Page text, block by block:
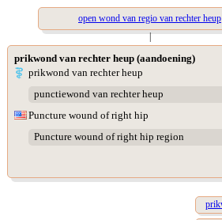
open wond van regio van rechter heup
|
prikwond van rechter heup (aandoening)
prikwond van rechter heup
punctiewond van rechter heup
Puncture wound of right hip
Puncture wound of right hip region